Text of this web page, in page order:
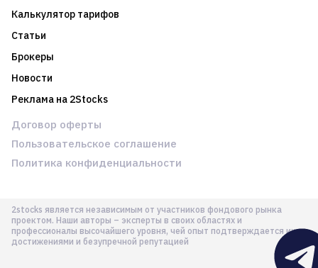
Калькулятор тарифов
Статьи
Брокеры
Новости
Реклама на 2Stocks
2stocks является независимым от участников фондового рынка
проектом. Наши авторы – эксперты в своих областях и
профессионалы высочайшего уровня, чей опыт подтверждается их
достижениями и безупречной репутацией
Договор оферты
Пользовательское соглашение
Политика конфиденциальности